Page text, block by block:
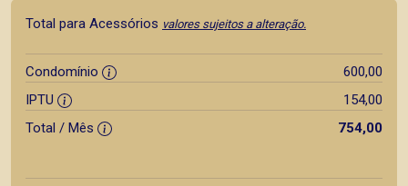
Total para Acessórios valores sujeitos a alteração.
Condomínio
600,00
IPTU
154,00
Total / Mês
754,00